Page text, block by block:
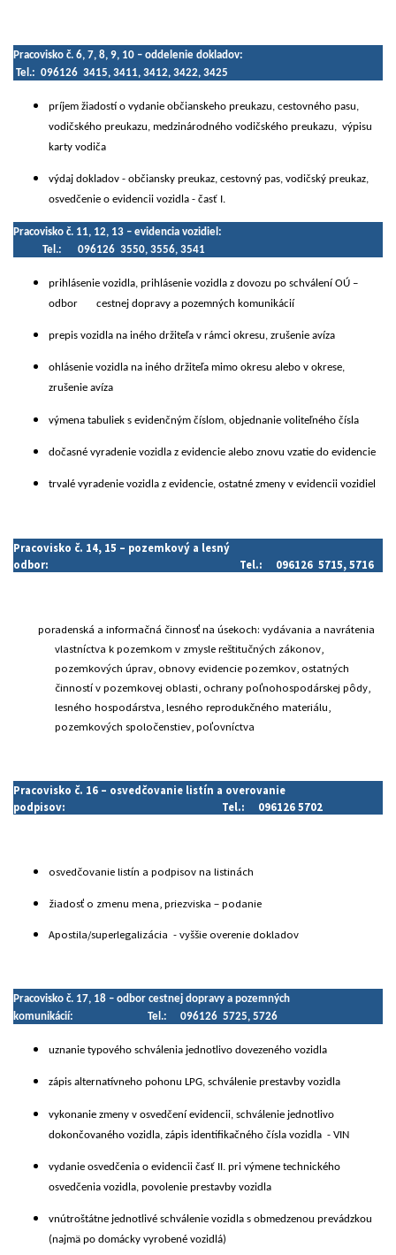
Pracovisko č. 6, 7, 8, 9, 10 – oddelenie dokladov:
Tel.: 096126 3415, 3411, 3412, 3422, 3425
príjem žiadostí o vydanie občianskeho preukazu, cestovného pasu,
vodičského preukazu, medzinárodného vodičského preukazu, výpisu
karty vodiča
výdaj dokladov - občiansky preukaz, cestovný pas, vodičský preukaz,
osvedčenie o evidencii vozidla - časť I.
Pracovisko č. 11, 12, 13 – evidencia vozidiel:
Tel.: 096126 3550, 3556, 3541
prihlásenie vozidla, prihlásenie vozidla z dovozu po schválení OÚ –
odbor cestnej dopravy a pozemných komunikácií
prepis vozidla na iného držiteľa v rámci okresu, zrušenie avíza
ohlásenie vozidla na iného držiteľa mimo okresu alebo v okrese,
zrušenie avíza
výmena tabuliek s evidenčným číslom, objednanie voliteľného čísla
dočasné vyradenie vozidla z evidencie alebo znovu vzatie do evidencie
trvalé vyradenie vozidla z evidencie, ostatné zmeny v evidencii vozidiel
Pracovisko č. 14, 15 – pozemkový a lesný
odbor:
Tel.: 096126 5715, 5716
poradenská a informačná činnosť na úsekoch: vydávania a navrátenia
vlastníctva k pozemkom v zmysle reštitučných zákonov,
pozemkových úprav, obnovy evidencie pozemkov, ostatných
činností v pozemkovej oblasti, ochrany poľnohospodárskej pôdy,
lesného hospodárstva, lesného reprodukčného materiálu,
pozemkových spoločenstiev, poľovníctva
Pracovisko č. 16 – osvedčovanie listín a overovanie
podpisov:
Tel.: 096126 5702
osvedčovanie listín a podpisov na listinách
žiadosť o zmenu mena, priezviska – podanie
Apostila/superlegalizácia - vyššie overenie dokladov
Pracovisko č. 17, 18 – odbor cestnej dopravy a pozemných
komunikácií:
Tel.: 096126 5725, 5726
uznanie typového schválenia jednotlivo dovezeného vozidla
zápis alternatívneho pohonu LPG, schválenie prestavby vozidla
vykonanie zmeny v osvedčení evidencii, schválenie jednotlivo
dokončovaného vozidla, zápis identifikačného čísla vozidla - VIN
vydanie osvedčenia o evidencii časť II. pri výmene technického
osvedčenia vozidla, povolenie prestavby vozidla
vnútroštátne jednotlivé schválenie vozidla s obmedzenou prevádzkou
(najmä po domácky vyrobené vozidlá)